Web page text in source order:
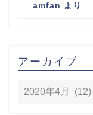
amfan より
アーカイブ